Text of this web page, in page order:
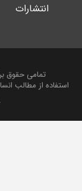
انتشارات
تمامی حقوق
استفاده از مطالب